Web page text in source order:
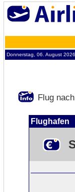
Donnerstag, 06. August
Flug
Flughafen